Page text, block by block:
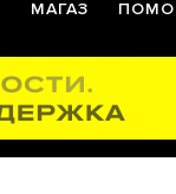
МАГАЗ